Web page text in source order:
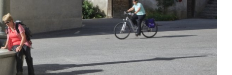
Grengiols
Volg Binn
Volg Ernen